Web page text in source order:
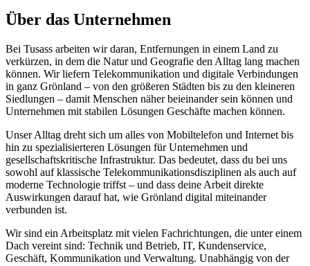
Über das Unternehmen
Bei Tusass arbeiten wir daran, Entfernungen in einem Land zu
verkürzen, in dem die Natur und Geografie den Alltag lang machen
können. Wir liefern Telekommunikation und digitale Verbindungen
in ganz Grönland – von den größeren Städten bis zu den kleineren
Siedlungen – damit Menschen näher beieinander sein können und
Unternehmen mit stabilen Lösungen Geschäfte machen können.
Unser Alltag dreht sich um alles von Mobiltelefon und Internet bis
hin zu spezialisierteren Lösungen für Unternehmen und
gesellschaftskritische Infrastruktur. Das bedeutet, dass du bei uns
sowohl auf klassische Telekommunikationsdisziplinen als auch auf
moderne Technologie triffst – und dass deine Arbeit direkte
Auswirkungen darauf hat, wie Grönland digital miteinander
verbunden ist.
Wir sind ein Arbeitsplatz mit vielen Fachrichtungen, die unter einem
Dach vereint sind: Technik und Betrieb, IT, Kundenservice,
Geschäft, Kommunikation und Verwaltung. Unabhängig von der